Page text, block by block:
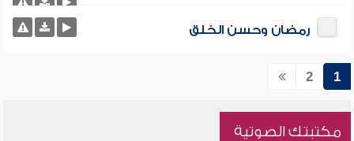
رمضان وحسن الخلق
1
2
مكتبتك الصوتية